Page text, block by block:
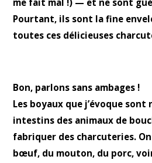
me fait mal !) — et ne sont
Pourtant, ils sont la fine
toutes ces délicieuses
Bon, parlons sans ambages !
Les boyaux que j’évoque
intestins des animaux de
fabriquer des charcuteries.
bœuf, du mouton, du porc,